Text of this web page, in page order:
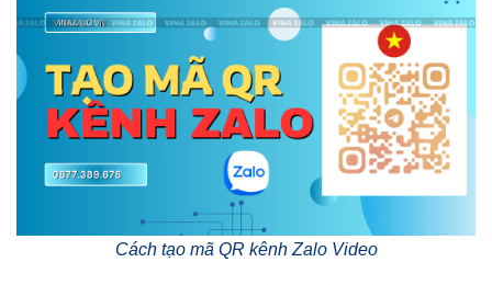
Cách tạo mã QR kênh Zalo Video